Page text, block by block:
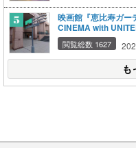
映画館『恵比寿ガー
CINEMA with
閲覧総数 1627
も